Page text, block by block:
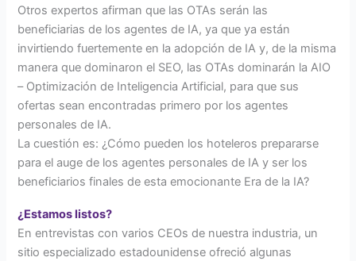
Otros expertos afirman que las OTAs serán las
beneficiarias de los agentes de IA, ya que ya están
invirtiendo fuertemente en la adopción de IA y, de la misma
manera que dominaron el SEO, las OTAs dominarán la AIO
– Optimización de Inteligencia Artificial, para que sus
ofertas sean encontradas primero por los agentes
personales de IA.
La cuestión es: ¿Cómo pueden los hoteleros prepararse
para el auge de los agentes personales de IA y ser los
beneficiarios finales de esta emocionante Era de la IA?
¿Estamos listos?
En entrevistas con varios CEOs de nuestra industria, un
sitio especializado estadounidense ofreció algunas